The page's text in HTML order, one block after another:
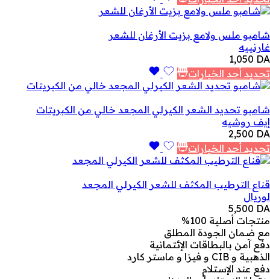
شامبو ملس ولامع بزيت الأرغان للشعر
غارنييه
1,050 DA
تحديد أحد الخيارات
شامبو تحديد الشعر الكيرلي المجعد خالي من الكبريتات
إيف روشيه
2,500 DA
تحديد أحد الخيارات
قناع الترطيب المكثف للشعر الكيرلي المجعد
لوريال
5,500 DA
منتجات أصلية 100%
مع ضمان الجودة المطلق
دفع آمن بالبطاقات الإئتمانية
الذهبية و CIB و فيزا و ماستر كارد
دفع عند الإستلام